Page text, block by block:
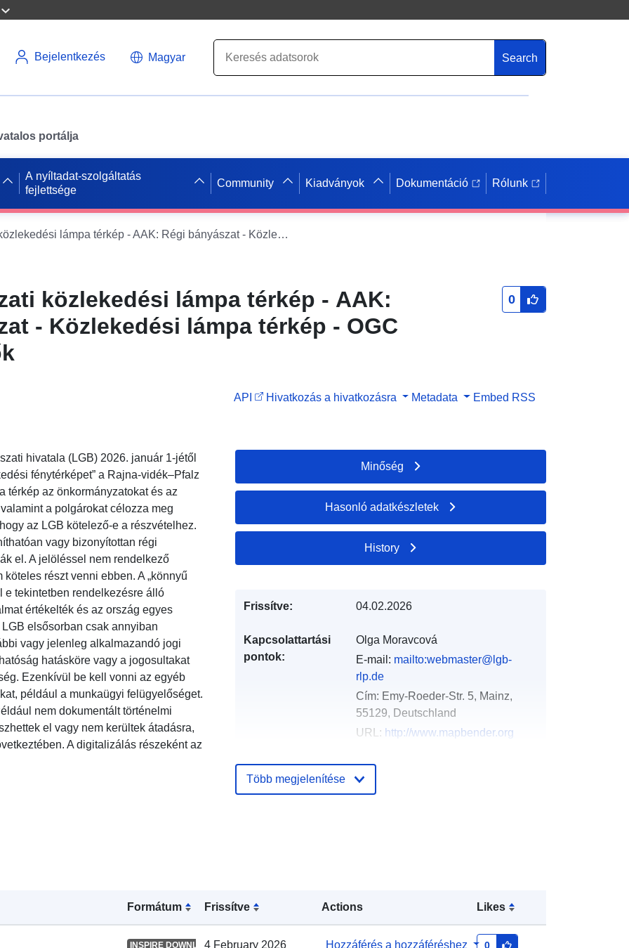
Bejelentkezés Magyar Search
portálja
A nyíltadat-szolgáltatás
fejlettsége
Community Kiadványok Dokumentáció Rólunk
Régi bányászati közlekedési lámpa térkép - AAK: Régi bányászat - Közlekedési lámpa térkép - OGC API Jellemzők
közlekedési lámpa térkép - AAK:
- Közlekedési lámpa térkép - OGC
0
API Hivatkozás a hivatkozásra Metadata Embed RSS
hivatala (LGB) 2026. január 1-jétől
fénytérképet” a Rajna-vidék–Pfalz
térkép az önkormányzatokat és az
a polgárokat célozza meg
az LGB kötelező-e a részvételhez.
vagy bizonyítottan régi
el. A jelöléssel nem rendelkező
részt venni ebben. A „könnyű
e tekintetben rendelkezésre álló
értékelték és az ország egyes
elsősorban csak annyiban
vagy jelenleg alkalmazandó jogi
hatásköre vagy a jogosultakat
Ezenkívül be kell vonni az egyéb
például a munkaügyi felügyelőséget.
nem dokumentált történelmi
el vagy nem kerültek átadásra,
A digitalizálás részeként az
Formátum Frissítve Actions Likes
INSPIRE DOWNLOAD SERVICE
4 February 2026 Hozzáférés a hozzáféréshez 0
Minőség
Hasonló adatkészletek
History
Frissítve: 04.02.2026
Kapcsolattartási
pontok:
Olga Moravcová
E-mail: mailto:webmaster@lgb-
rlp.de
Cím: Emy-Roeder-Str. 5, Mainz,
55129, Deutschland
URL: http://www.mapbender.org
Katalógus-
nyilvántartás:
Hozzáadva a data.europa.eu-hoz:
21 February 2026
5.867141, 48.866902 ], [ 5.867141,
51.001227 ] ]
Több megjelenítése